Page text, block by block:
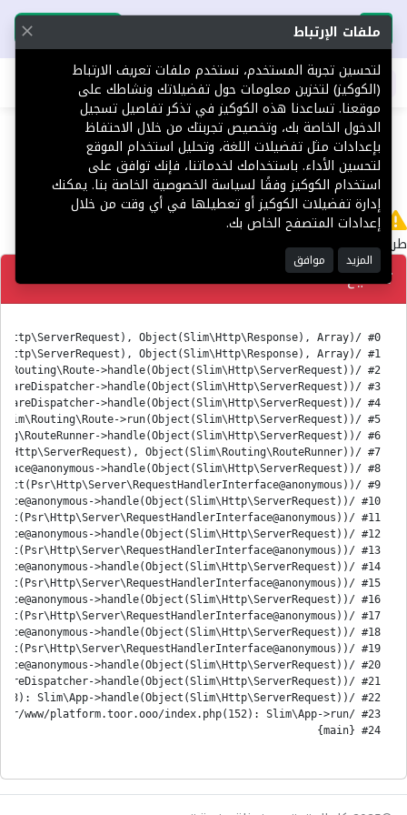
تحميل التطبيق تحميل التطبيق
اطلب عقارك
404 لا يوجد
طريق 'en/Platform' غير معثور عليه.
تصحيح
#24 {main}
ملفات الإرتباط
لتحسين تجربة المستخدم، نستخدم ملفات تعريف الارتباط
(الكوكيز) لتخزين معلومات حول تفضيلاتك ونشاطك على
موقعنا. تساعدنا هذه الكوكيز في تذكر تفاصيل تسجيل
الدخول الخاصة بك، وتخصيص تجربتك من خلال الاحتفاظ
بإعدادات مثل تفضيلات اللغة، وتحليل استخدام الموقع
لتحسين الأداء. باستخدامك لخدماتنا، فإنك توافق على
استخدام الكوكيز وفقًا لسياسة الخصوصية الخاصة بنا. يمكنك
إدارة تفضيلات الكوكيز أو تعطيلها في أي وقت من خلال
إعدادات المتصفح الخاص بك.
المزيد موافق